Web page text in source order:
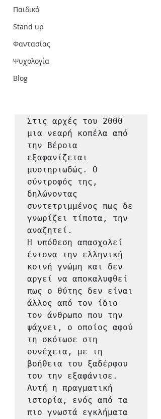
Παιδικό
Stand up
Φαντασίας
Ψυχολογία
Blog
Στις αρχές του 2000
μια νεαρή κοπέλα από
την Βέροια
εξαφανίζεται
μυστηριωδώς. Ο
σύντροφός της,
δηλώνοντας
συντετριμμένος πως δε
γνωρίζει τίποτα, την
αναζητεί.
Η υπόθεση απασχολεί
έντονα την ελληνική
κοινή γνώμη και δεν
αργεί να αποκαλυφθεί
πως ο θύτης δεν είναι
άλλος από τον ίδιο
τον άνθρωπο που την
ψάχνει, ο οποίος αφού
τη σκότωσε στη
συνέχεια, με τη
βοήθεια του ξαδέρφου
του την εξαφάνισε.
Αυτή η πραγματική
ιστορία, ενός από τα
πιο γνωστά εγκλήματα